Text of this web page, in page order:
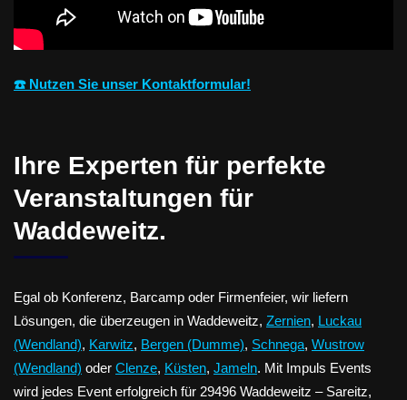
☎️ Nutzen Sie unser Kontaktformular!
Ihre Experten für perfekte
Veranstaltungen für
Waddeweitz.
Egal ob Konferenz, Barcamp oder Firmenfeier, wir liefern
Lösungen, die überzeugen in Waddeweitz, Zernien, Luckau
(Wendland), Karwitz, Bergen (Dumme), Schnega, Wustrow
(Wendland) oder Clenze, Küsten, Jameln. Mit Impuls Events
wird jedes Event erfolgreich für 29496 Waddeweitz – Sareitz,